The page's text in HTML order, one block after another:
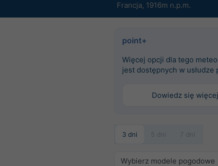
Francja, 1916m n.p.m.
point+
Więcej opcji dla tego
jest dostępnych w usłudze
Dowiedz się więcej
3 dni 5 dni 7 dni
Wybierz modele pogodowe